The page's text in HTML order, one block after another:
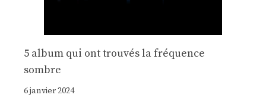
5 album qui ont trouvés la fréquence
sombre
6 janvier 2024